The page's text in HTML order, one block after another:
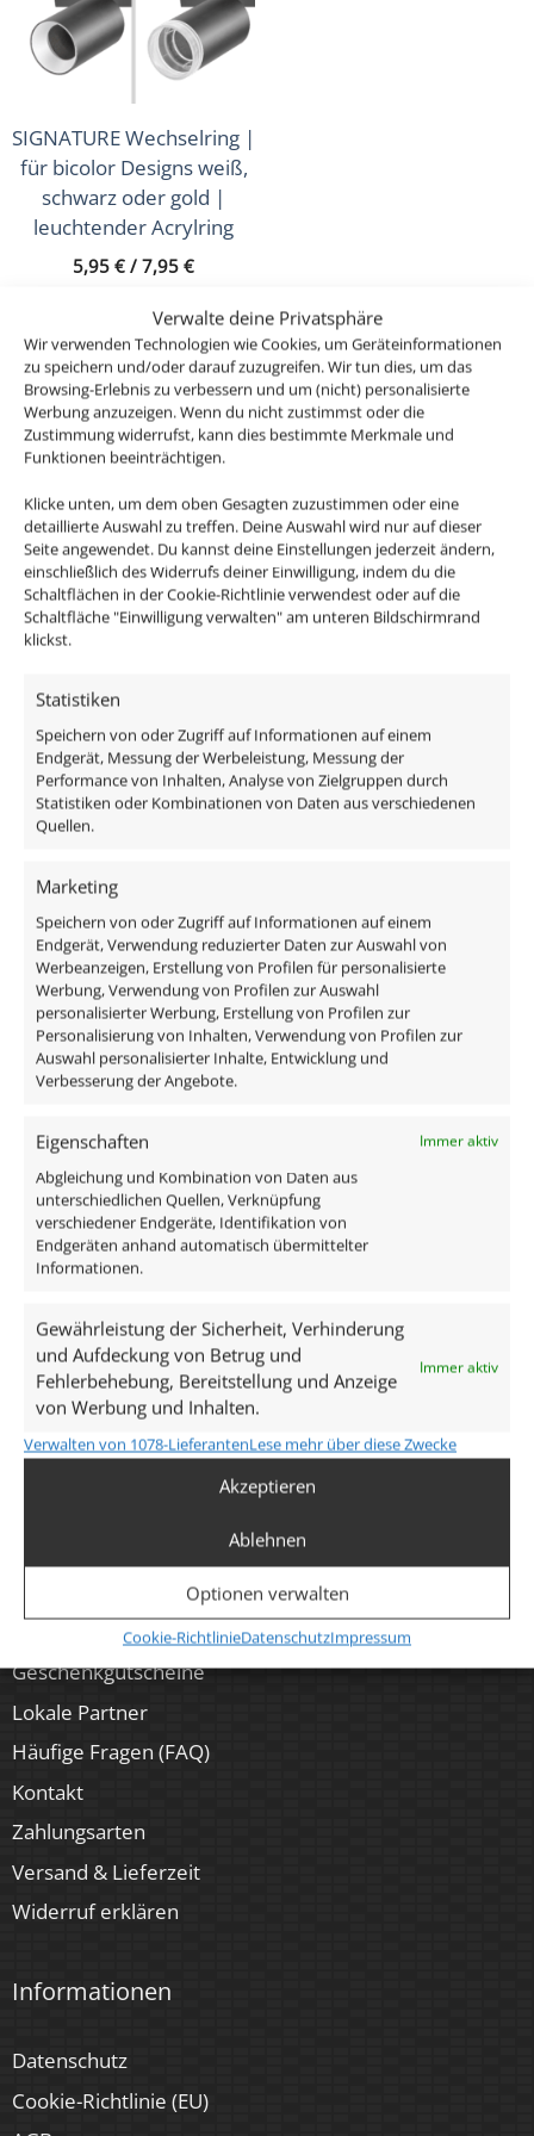
Verwalte deine Privatsphäre
Wir verwenden Technologien wie Cookies, um Geräteinformationen
zu speichern und/oder darauf zuzugreifen. Wir tun dies, um das
Browsing-Erlebnis zu verbessern und um (nicht) personalisierte
Werbung anzuzeigen. Wenn du nicht zustimmst oder die
Zustimmung widerrufst, kann dies bestimmte Merkmale und
Funktionen beeinträchtigen.
Klicke unten, um dem oben Gesagten zuzustimmen oder eine
detaillierte Auswahl zu treffen. Deine Auswahl wird nur auf dieser
Seite angewendet. Du kannst deine Einstellungen jederzeit ändern,
einschließlich des Widerrufs deiner Einwilligung, indem du die
Schaltflächen in der Cookie-Richtlinie verwendest oder auf die
Schaltfläche "Einwilligung verwalten" am unteren Bildschirmrand
klickst.
Statistiken
Speichern von oder Zugriff auf Informationen auf einem
Endgerät, Messung der Werbeleistung, Messung der
Performance von Inhalten, Analyse von Zielgruppen durch
Statistiken oder Kombinationen von Daten aus verschiedenen
Quellen.
Marketing
Speichern von oder Zugriff auf Informationen auf einem
Endgerät, Verwendung reduzierter Daten zur Auswahl von
Werbeanzeigen, Erstellung von Profilen für personalisierte
Werbung, Verwendung von Profilen zur Auswahl
personalisierter Werbung, Erstellung von Profilen zur
Personalisierung von Inhalten, Verwendung von Profilen zur
Auswahl personalisierter Inhalte, Entwicklung und
Verbesserung der Angebote.
Eigenschaften Immer aktiv
Abgleichung und Kombination von Daten aus
unterschiedlichen Quellen, Verknüpfung
verschiedener Endgeräte, Identifikation von
Endgeräten anhand automatisch übermittelter
Informationen.
Gewährleistung der Sicherheit, Verhinderung
und Aufdeckung von Betrug und
Fehlerbehebung, Bereitstellung und Anzeige
von Werbung und Inhalten.
Immer aktiv
Verwalten von 1078-LieferantenLese mehr über diese Zwecke
Akzeptieren
Ablehnen
Optionen verwalten
Cookie-RichtlinieDatenschutzImpressum
Sale (16)
Musterkoffer (4)
Geschenkgutscheine (1)
SIGNATURE Wechselring |
für bicolor Designs weiß,
schwarz oder gold |
leuchtender Acrylring
5,95 € / 7,95 €
Unsere Services
kostenloser Versand (DE)
Versand am selben Tag bis 12 Uhr (Mo-Fr)
Support via Telefon & E-Mail
Newsletter
Abonniere unseren Newsletter für exklusive
Angebote, Neuheiten sowie Produkt- und Service-
Informationen.Aktivierung per Bestätigungslink. Abmeldung jederzeit
möglich. Details in denDatenschutzbestimmungen.
Abonnieren
Geschäftskunden
Du hast eine eigene Firma?
Geschäftskunden erhalten beste Konditionen.
Wir freuen uns auf deine Anfrage.
Musterkoffer
Geschenkgutscheine
Lokale Partner
Häufige Fragen (FAQ)
Kontakt
Zahlungsarten
Versand & Lieferzeit
Widerruf erklären
Informationen
Datenschutz
Cookie-Richtlinie (EU)